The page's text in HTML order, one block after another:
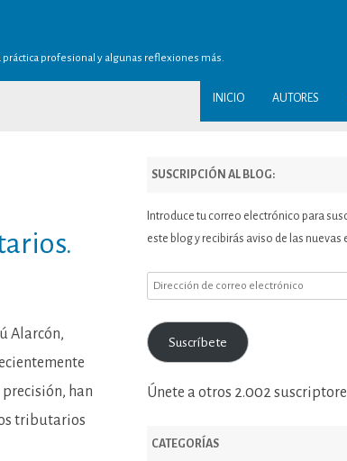
profesional y algunas reflexiones más.
INICIO AUTORES
Alarcón,
han
tributarios
SUSCRIPCIÓN AL BLOG:
Introduce tu correo electrónico para
este blog y recibirás aviso de las nuevas
Dirección
correo
electrónico
Suscríbete
Únete a otros 2.002
CATEGORÍAS